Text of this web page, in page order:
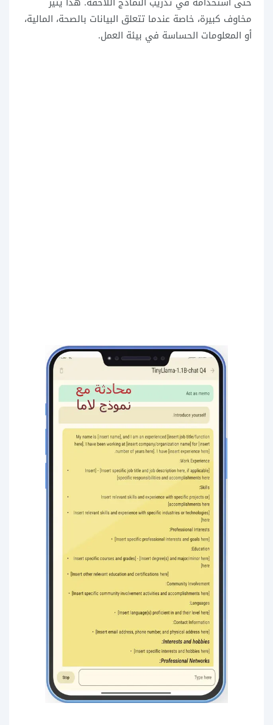
مخاوف كبيرة، خاصة عندما تتعلق البيانات بالصحة، المالية،
أو المعلومات الحساسة في بيئة العمل.